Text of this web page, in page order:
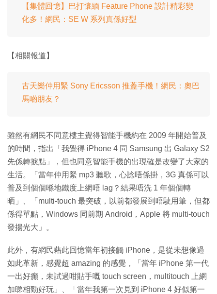
【集體回憶】巴打懷緬 Feature Phone 設計精彩變
化多！網民：SE W 系列真係好型
【相關報道】
古天樂仲用緊 Sony Ericsson 推蓋手機！網民：奧巴
馬啲朋友？
雖然有網民不同意樓主覺得智能手機約在 2009 年開始普及
的時間，指出「我覺得 iPhone 4 同 Samsung 出 Galaxy S2
先係轉捩點」，但也同意智能手機的出現確是改變了大家的
生活。「當年仲用緊 mp3 聽歌，心諗唔係掛，3G 真係可以
普及到個個喺地鐵度上網唔 lag？結果唔洗 1 年個個轉
晒」、「multi-touch 最突破，以前都發展到唔駛用筆，但都
係得單點，Windows 同前期 Android，Apple 將 multi-touch
發揚光大」。
此外，有網民藉此回憶當年初接觸 iPhone，是從未想像過
如此革新，感覺超 amazing 的感覺，「當年 iPhone 第一代
一出好癲，未試過咁貼手嘅 touch screen，multitouch 上網
加睇相勁好玩」、「當年我第一次見到 iPhone 4 好似第一